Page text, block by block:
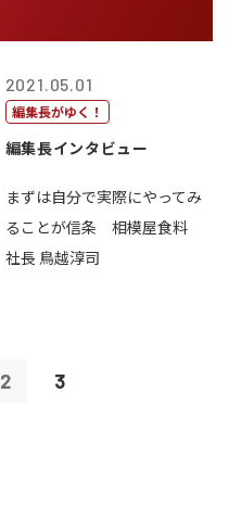
2021.05.01
編集長がゆく！
編集長インタビュー
まずは自分で実際にやってみ
ることが信条 相模屋食料
社長 鳥越淳司
2 3